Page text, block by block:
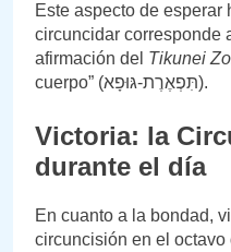
Este aspecto de esperar
circuncidar corresponde
afirmación del Tikunei
cuerpo” (תִּפְאֶרֶת-גּוּפָא).
Victoria: la
durante el día
En cuanto a la bondad,
circuncisión en el